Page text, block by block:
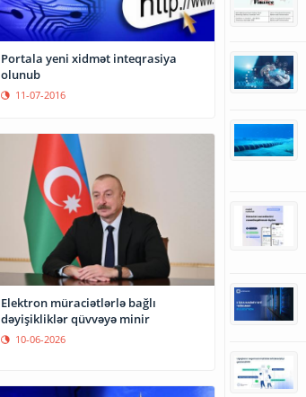
Portala yeni xidmət inteqrasiya
olunub
11-07-2016
Elektron müraciətlərlə bağlı
dəyişikliklər qüvvəyə minir
10-06-2026